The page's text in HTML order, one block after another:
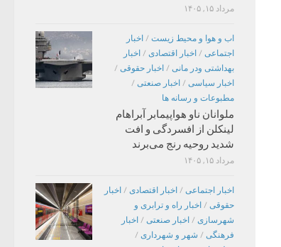
مرداد ۱۵, ۱۴۰۵
اب و هوا و محیط زیست / اخبار
اجتماعی / اخبار اقتصادی / اخبار
بهداشتی ودر مانی / اخبار حقوقی /
اخبار سیاسی / اخبار صنعتی /
مطبوعات و رسانه ها
ملوانان ناو هواپیمابر آبراهام
لینکلن از افسردگی و افت
شدید روحیه رنج می‌برند
مرداد ۱۵, ۱۴۰۵
اخبار اجتماعی / اخبار اقتصادی / اخبار
حقوقی / اخبار راه و ترابری و
شهرسازی / اخبار صنعتی / اخبار
فرهنگی / شهر و شهرداری /